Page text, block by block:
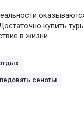
купить
в жизни.
сеноты